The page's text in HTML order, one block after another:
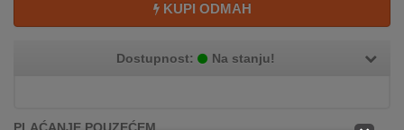
KONTAKT
KUPI ODMAH
Dostupnost: Na stanju!